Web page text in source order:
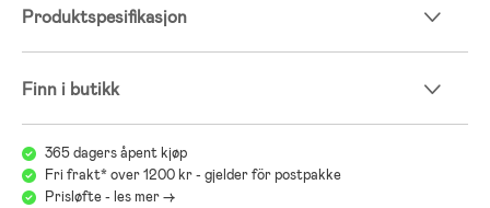
Produktspesifikasjon
Finn i butikk
365 dagers åpent kjøp
Fri frakt* over 1200 kr - gjelder för postpakke
Prisløfte - les mer ->